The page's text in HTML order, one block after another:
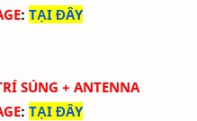
: TẠI ĐÂY
SÚNG + ANTENNA
: TẠI ĐÂY